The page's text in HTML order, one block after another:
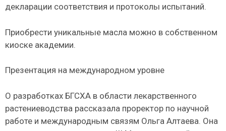
декларации соответствия и протоколы испытаний.
Приобрести уникальные масла можно в собственном
киоске академии.
Презентация на международном уровне
О разработках БГСХА в области лекарственного
растениеводства рассказала проректор по научной
работе и международным связям Ольга Алтаева. Она